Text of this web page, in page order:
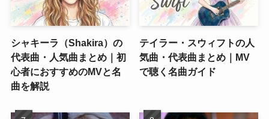
シャキーラ（Shakira）の
代表曲・人気曲まとめ｜初
心者におすすめのMVと名
曲を解説
テイラー・スウィフトの人
気曲・代表曲まとめ｜MV
で聴く名曲ガイド